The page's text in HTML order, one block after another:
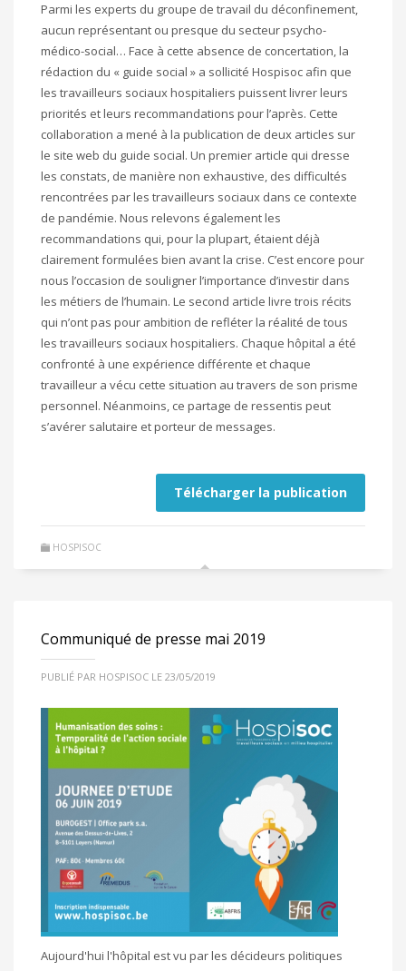
Parmi les experts du groupe de travail du déconfinement,
aucun représentant ou presque du secteur psycho-
médico-social… Face à cette absence de concertation, la
rédaction du « guide social » a sollicité Hospisoc afin que
les travailleurs sociaux hospitaliers puissent livrer leurs
priorités et leurs recommandations pour l’après. Cette
collaboration a mené à la publication de deux articles sur
le site web du guide social. Un premier article qui dresse
les constats, de manière non exhaustive, des difficultés
rencontrées par les travailleurs sociaux dans ce contexte
de pandémie. Nous relevons également les
recommandations qui, pour la plupart, étaient déjà
clairement formulées bien avant la crise. C’est encore pour
nous l’occasion de souligner l’importance d’investir dans
les métiers de l’humain. Le second article livre trois récits
qui n’ont pas pour ambition de refléter la réalité de tous
les travailleurs sociaux hospitaliers. Chaque hôpital a été
confronté à une expérience différente et chaque
travailleur a vécu cette situation au travers de son prisme
personnel. Néanmoins, ce partage de ressentis peut
s’avérer salutaire et porteur de messages.
Télécharger la publication
HOSPISOC
Communiqué de presse mai 2019
PUBLIÉ PAR HOSPISOC LE 23/05/2019
Aujourd'hui l'hôpital est vu par les décideurs politiques